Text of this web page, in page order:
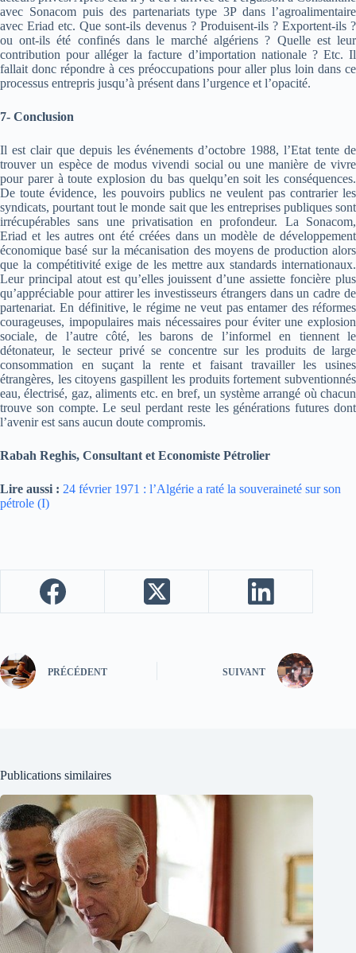
avec Sonacom puis des partenariats type 3P dans l’agroalimentaire
avec Eriad etc. Que sont-ils devenus ? Produisent-ils ? Exportent-ils ?
ou ont-ils été confinés dans le marché algériens ? Quelle est leur
contribution pour alléger la facture d’importation nationale ? Etc. Il
fallait donc répondre à ces préoccupations pour aller plus loin dans ce
processus entrepris jusqu’à présent dans l’urgence et l’opacité.
7- Conclusion
Il est clair que depuis les événements d’octobre 1988, l’Etat tente de
trouver un espèce de modus vivendi social ou une manière de vivre
pour parer à toute explosion du bas quelqu’en soit les conséquences.
De toute évidence, les pouvoirs publics ne veulent pas contrarier les
syndicats, pourtant tout le monde sait que les entreprises publiques sont
irrécupérables sans une privatisation en profondeur. La Sonacom,
Eriad et les autres ont été créées dans un modèle de développement
économique basé sur la mécanisation des moyens de production alors
que la compétitivité exige de les mettre aux standards internationaux.
Leur principal atout est qu’elles jouissent d’une assiette foncière plus
qu’appréciable pour attirer les investisseurs étrangers dans un cadre de
partenariat. En définitive, le régime ne veut pas entamer des réformes
courageuses, impopulaires mais nécessaires pour éviter une explosion
sociale, de l’autre côté, les barons de l’informel en tiennent le
détonateur, le secteur privé se concentre sur les produits de large
consommation en suçant la rente et faisant travailler les usines
étrangères, les citoyens gaspillent les produits fortement subventionnés
eau, électrisé, gaz, aliments etc. en bref, un système arrangé où chacun
trouve son compte. Le seul perdant reste les générations futures dont
l’avenir est sans aucun doute compromis.
Rabah Reghis, Consultant et Economiste Pétrolier
Lire aussi : 24 février 1971 : l’Algérie a raté la souveraineté sur son
pétrole (I)
PRÉCÉDENT SUIVANT
Publications similaires